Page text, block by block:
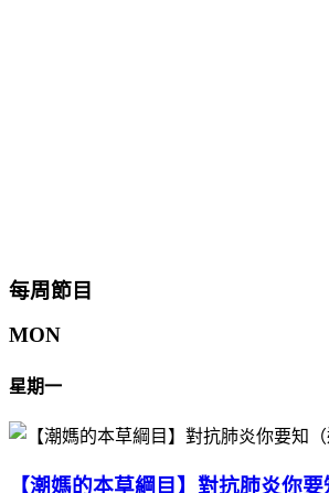
每周節目
MON
星期一
【潮媽的本草綱目】對抗肺炎你要